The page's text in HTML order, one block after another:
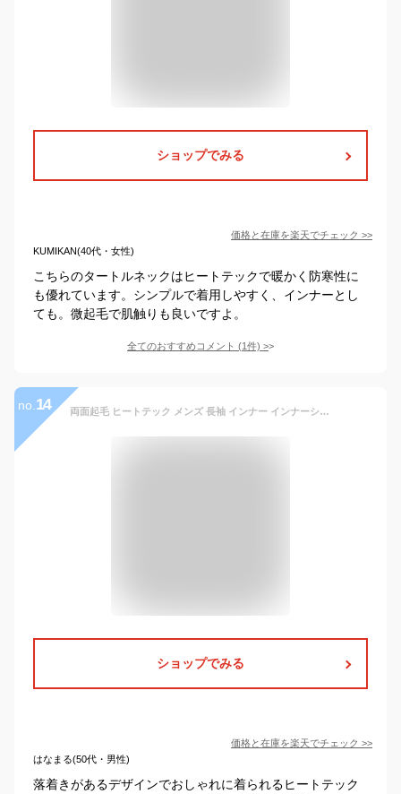
ショップでみる
価格と在庫を楽天でチェック >>
KUMIKAN(40代・女性)
こちらのタートルネックはヒートテックで暖かく防寒性に
も優れています。シンプルで着用しやすく、インナーとし
ても。微起毛で肌触りも良いですよ。
全てのおすすめコメント (1件) >
no. 14 両面起毛 ヒートテック メンズ 長袖 インナー インナーシャツ 防寒 肌着 無地 ロンT Tシャツ タートルネック ハイネック モックネック 秋冬 裏起毛 保温 ヒート 吸湿発熱 ふわふわ 大きいサイズ
ショップでみる
価格と在庫を楽天でチェック >>
はなまる(50代・男性)
落着きがあるデザインでおしゃれに着られるヒートテック